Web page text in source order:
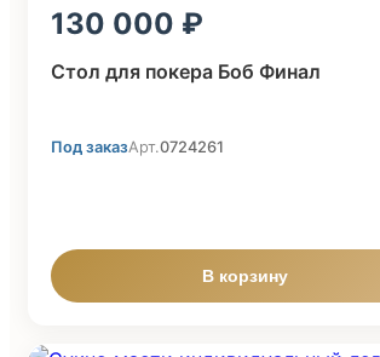
130 000
Стол для покера Боб Финал
Под заказАрт.0724261
В корзину